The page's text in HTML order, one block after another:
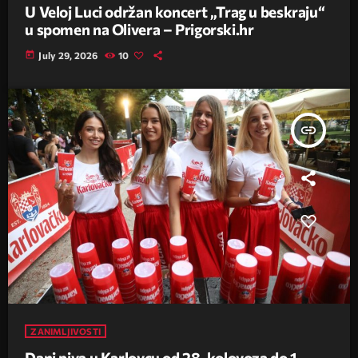
U Veloj Luci održan koncert „Trag u beskraju“
u spomen na Olivera – Prigorski.hr
today July 29, 2026 10
insert_link
ZANIMLJIVOSTI